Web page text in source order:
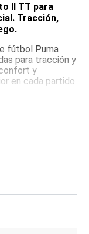
II TT para
Tracción,
fútbol Puma
para tracción y
y
en cada partido.